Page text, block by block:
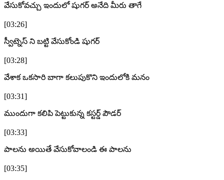
వేసుకోవచ్చు ఇందులో షుగర్ అనేది మీరు తాగే
[03:26]
స్వీట్నెస్ ని బట్టి వేసుకోండి షుగర్
[03:28]
వేశాక ఒకసారి బాగా కలుపుకొని ఇందులోకి మనం
[03:31]
ముందుగా కలిపి పెట్టుకున్న కస్టర్డ్ పౌడర్
[03:33]
పాలను అయితే వేసుకోవాలండి ఈ పాలను
[03:35]